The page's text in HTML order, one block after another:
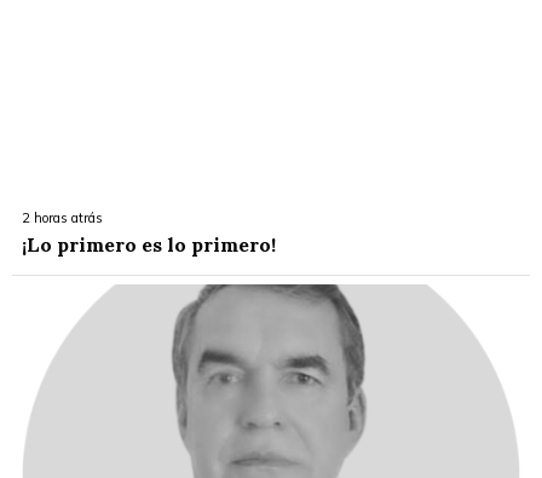
2 horas atrás
¡Lo primero es lo primero!